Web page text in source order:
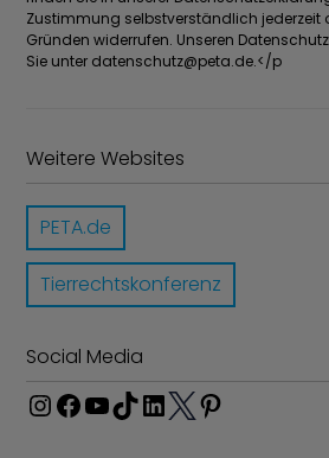
Zustimmung selbstverständlich jederzeit
Gründen widerrufen. Unseren
Sie unter datenschutz@peta.de.</p
Weitere Websites
PETA.de
Tierrechtskonferenz
Social Media
I
F
Y
T
L